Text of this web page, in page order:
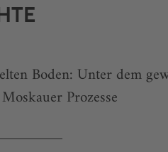
Boden: Unter dem
Prozesse